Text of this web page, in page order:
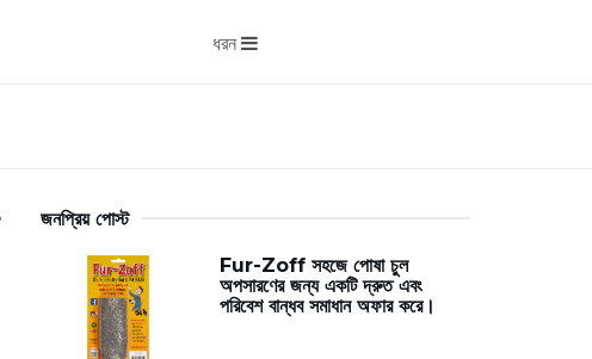
ধরন
জনপ্রিয় পোস্ট
Fur-Zoff সহজে পোষা চুল
অপসারণের জন্য একটি দ্রুত এবং
পরিবেশ বান্ধব সমাধান অফার করে।